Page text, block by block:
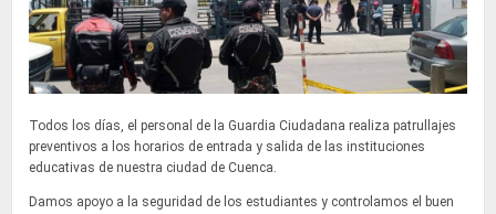
Todos los días, el personal de la Guardia Ciudadana realiza patrullajes
preventivos a los horarios de entrada y salida de las instituciones
educativas de nuestra ciudad de Cuenca.
Damos apoyo a la seguridad de los estudiantes y controlamos el buen